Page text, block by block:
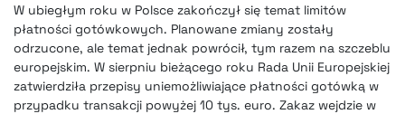
W ubiegłym roku w Polsce zakończył się temat limitów
płatności gotówkowych. Planowane zmiany zostały
odrzucone, ale temat jednak powrócił, tym razem na szczeblu
europejskim. W sierpniu bieżącego roku Rada Unii Europejskiej
zatwierdziła przepisy uniemożliwiające płatności gotówką w
przypadku transakcji powyżej 10 tys. euro. Zakaz wejdzie w